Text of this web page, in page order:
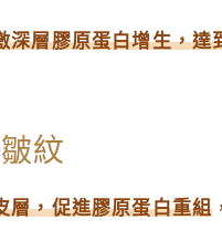
深層膠原蛋白增生，達
紋
層，促進膠原蛋白重組